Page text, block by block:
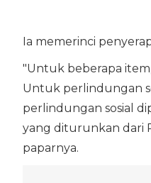
Ia memerinci
"Untuk beberapa
Untuk perlindungan
perlindungan sosial
yang diturunkan dari
paparnya.